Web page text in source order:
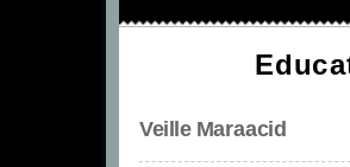
Veille Maraacid